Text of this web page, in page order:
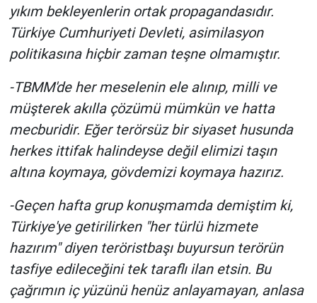
yıkım bekleyenlerin ortak propagandasıdır.
Türkiye Cumhuriyeti Devleti, asimilasyon
politikasına hiçbir zaman teşne olmamıştır.
-TBMM'de her meselenin ele alınıp, milli ve
müşterek akılla çözümü mümkün ve hatta
mecburidir. Eğer terörsüz bir siyaset husunda
herkes ittifak halindeyse değil elimizi taşın
altına koymaya, gövdemizi koymaya hazırız.
-Geçen hafta grup konuşmamda demiştim ki,
Türkiye'ye getirilirken "her türlü hizmete
hazırım" diyen teröristbaşı buyursun terörün
tasfiye edileceğini tek taraflı ilan etsin. Bu
çağrımın iç yüzünü henüz anlayamayan, anlasa